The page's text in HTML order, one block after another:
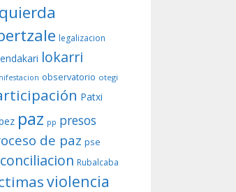
legalizacion
lokarri
observatorio otegi
Patxi
paz pp presos
de paz pse
Rubalcaba
violencia